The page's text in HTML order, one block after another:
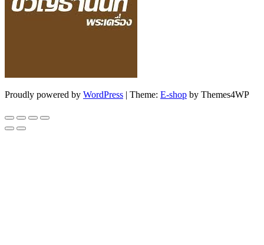
Proudly powered by WordPress | Theme: E-shop by Themes4WP